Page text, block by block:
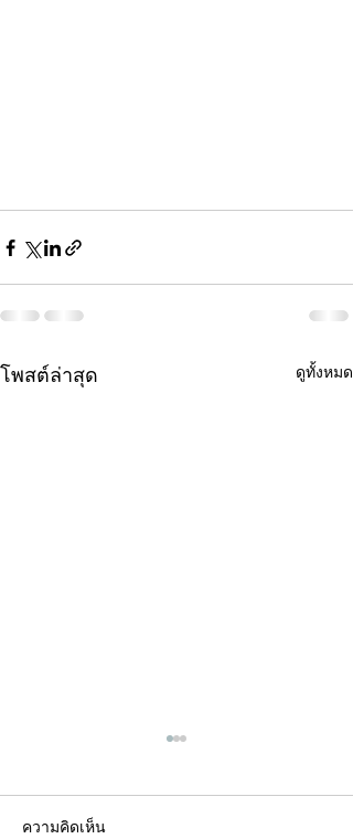
โพสต์ล่าสุด ดูทั้งหมด
ความคิดเห็น